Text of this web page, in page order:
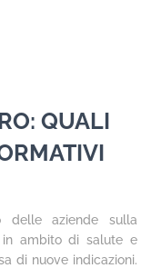
QUALI
delle aziende sulla
ambito di salute e
di nuove indicazioni.